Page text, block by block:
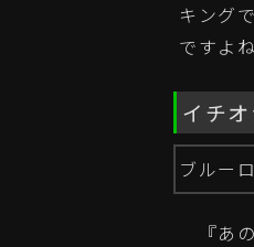
キング
ですよ
イチ
ブルー
『あ